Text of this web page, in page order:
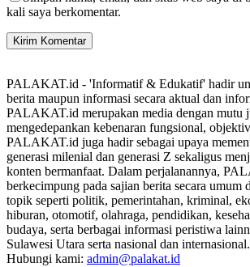
kali saya berkomentar.
PALAKAT.id - 'Informatif & Edukatif' hadir
berita maupun informasi secara aktual dan
PALAKAT.id merupakan media dengan mutu
mengedepankan kebenaran fungsional,
PALAKAT.id juga hadir sebagai upaya
generasi milenial dan generasi Z sekaligus
konten bermanfaat. Dalam perjalanannya,
berkecimpung pada sajian berita secara umum
topik seperti politik, pemerintahan, kriminal,
hiburan, otomotif, olahraga, pendidikan,
budaya, serta berbagai informasi peristiwa
Sulawesi Utara serta nasional dan internasional.
Hubungi kami: admin@palakat.id